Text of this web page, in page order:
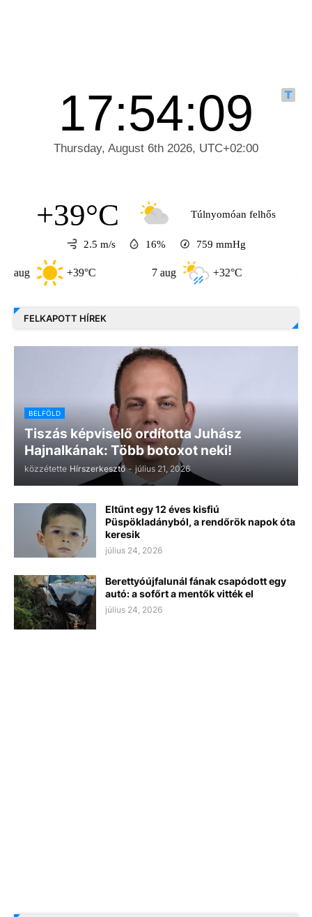
+39°C Túlnyomóan felhős
2.5 m/s 16% 759 mmHg
+39°C +32°C
FELKAPOTT HÍREK
BELFÖLD
Tiszás képviselő ordította Juhász
Hajnalkának: Több botoxot neki!
közzétette Hírszerkesztő - július 21, 2026
Eltűnt egy 12 éves kisfiú
Püspökladányból, a rendőrök napok óta
keresik
július 24, 2026
Berettyóújfalunál fának csapódott egy
autó: a sofőrt a mentők vitték el
július 24, 2026